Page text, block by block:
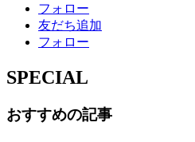
フォロー
友だち追加
フォロー
SPECIAL
おすすめの記事